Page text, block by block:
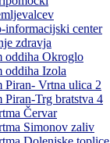
informacijski center
zdravja
oddiha Okroglo
oddiha Izola
Piran- Vrtna ulica 2
Piran-Trg bratstva 4
Červar
Simonov zaliv